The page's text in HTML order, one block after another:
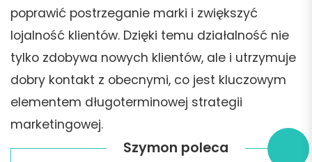
poprawić postrzeganie marki i zwiększyć
lojalność klientów. Dzięki temu działalność nie
tylko zdobywa nowych klientów, ale i utrzymuje
dobry kontakt z obecnymi, co jest kluczowym
elementem długoterminowej strategii
marketingowej.
Szymon poleca